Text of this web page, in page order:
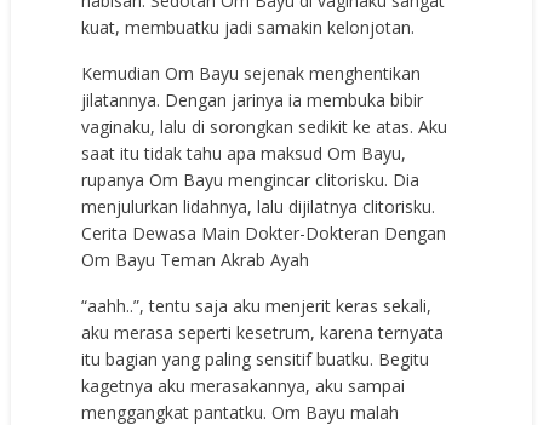
kuat, membuatku jadi samakin kelonjotan.
Kemudian Om Bayu sejenak menghentikan
jilatannya. Dengan jarinya ia membuka bibir
vaginaku, lalu di sorongkan sedikit ke atas. Aku
saat itu tidak tahu apa maksud Om Bayu,
rupanya Om Bayu mengincar clitorisku. Dia
menjulurkan lidahnya, lalu dijilatnya clitorisku.
Cerita Dewasa Main Dokter-Dokteran Dengan
Om Bayu Teman Akrab Ayah
“aahh..”, tentu saja aku menjerit keras sekali,
aku merasa seperti kesetrum, karena ternyata
itu bagian yang paling sensitif buatku. Begitu
kagetnya aku merasakannya, aku sampai
menggangkat pantatku. Om Bayu malah